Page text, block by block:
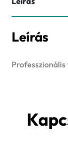
Leírás